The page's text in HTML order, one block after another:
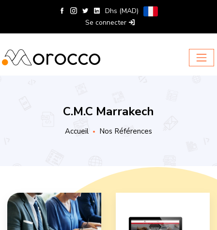
Dhs (MAD)
Se connecter
C.M.C Marrakech
Accueil Nos Références